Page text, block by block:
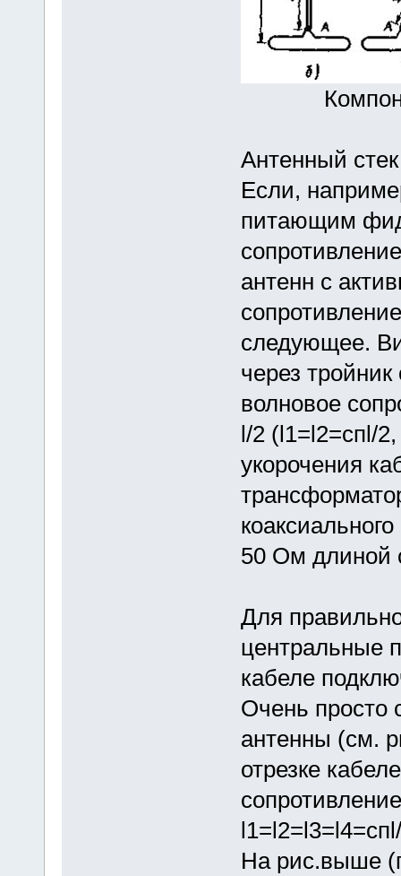
Антенный стек
Если,
питающим
антенн с
следующее.
через
волновое
l/2 (l1=l2=спl/
укорочения
50 Ом длиной
Для
центральные
кабеле
Очень просто
антенны (см.
отрезке
На рис.выше